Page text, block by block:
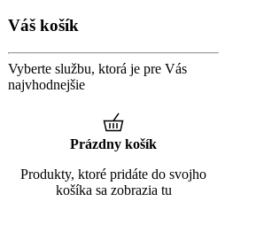
Váš košík
Vyberte službu, ktorá je pre Vás
najvhodnejšie
Prázdny košík
Produkty, ktoré pridáte do svojho
košíka sa zobrazia tu